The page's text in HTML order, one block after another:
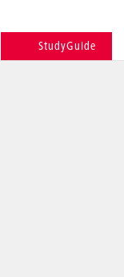
StudyGuide